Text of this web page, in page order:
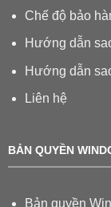
Chế độ bảo
Hướng dẫn
Hướng dẫn
Liên hệ
BẢN QUYỀN
Bản quyền